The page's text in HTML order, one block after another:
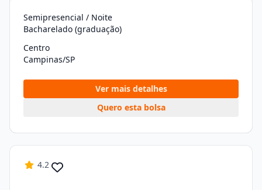
Semipresencial / Noite
Bacharelado (graduação)
Centro
Campinas/SP
Ver mais detalhes
Quero esta bolsa
4.2